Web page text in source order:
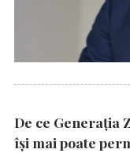
De ce Generația
își mai poate